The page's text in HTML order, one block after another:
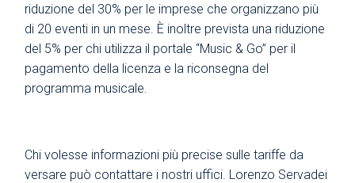
riduzione del 30% per le imprese che organizzano più
di 20 eventi in un mese. È inoltre prevista una riduzione
del 5% per chi utilizza il portale “Music & Go” per il
pagamento della licenza e la riconsegna del
programma musicale.
Chi volesse informazioni più precise sulle tariffe da
versare può contattare i nostri uffici. Lorenzo Servadei